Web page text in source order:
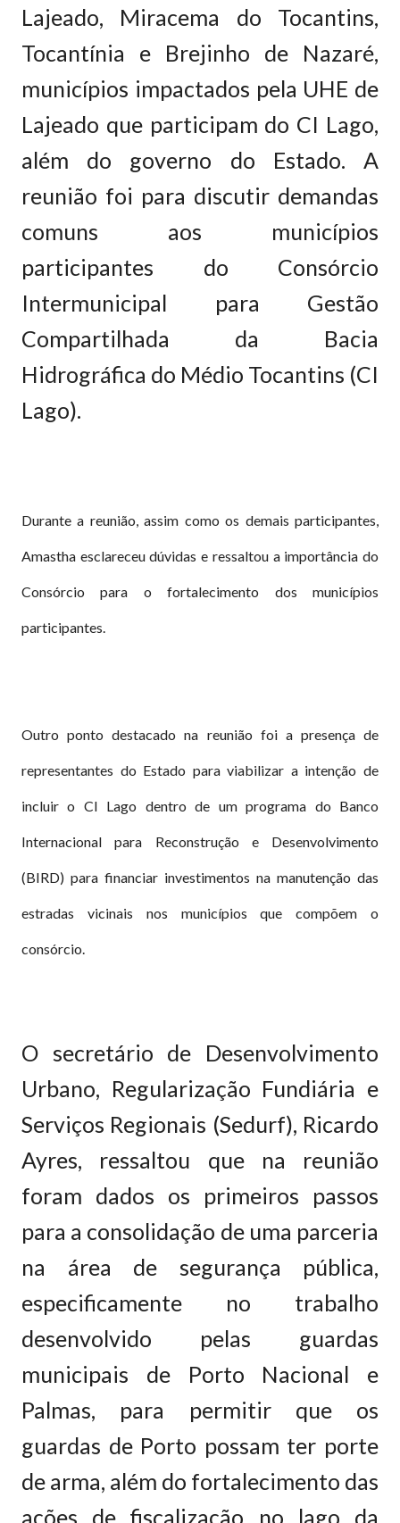
Lajeado, Miracema do Tocantins,
Tocantínia e Brejinho de Nazaré,
municípios impactados pela UHE de
Lajeado que participam do CI Lago,
além do governo do Estado. A
reunião foi para discutir demandas
comuns aos municípios
participantes do Consórcio
Intermunicipal para Gestão
Compartilhada da Bacia
Hidrográfica do Médio Tocantins (CI
Lago).
Durante a reunião, assim como os demais participantes,
Amastha esclareceu dúvidas e ressaltou a importância do
Consórcio para o fortalecimento dos municípios
participantes.
Outro ponto destacado na reunião foi a presença de
representantes do Estado para viabilizar a intenção de
incluir o CI Lago dentro de um programa do Banco
Internacional para Reconstrução e Desenvolvimento
(BIRD) para financiar investimentos na manutenção das
estradas vicinais nos municípios que compõem o
consórcio.
O secretário de Desenvolvimento
Urbano, Regularização Fundiária e
Serviços Regionais (Sedurf), Ricardo
Ayres, ressaltou que na reunião
foram dados os primeiros passos
para a consolidação de uma parceria
na área de segurança pública,
especificamente no trabalho
desenvolvido pelas guardas
municipais de Porto Nacional e
Palmas, para permitir que os
guardas de Porto possam ter porte
de arma, além do fortalecimento das
ações de fiscalização no lago da